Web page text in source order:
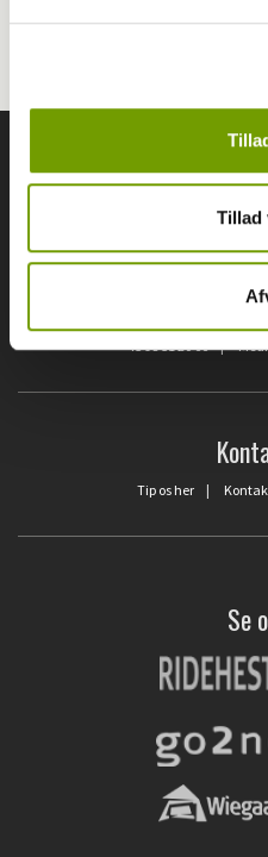
Tillad
Blåkildevej
+45 98 51 20 66|
Tip os her |
Se